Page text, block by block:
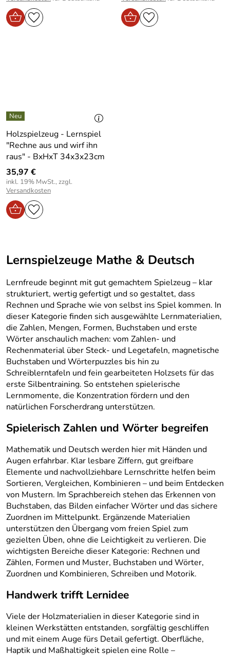
Holzspielzeug - Lernspiel
"Rechne aus und wirf ihn
raus" - BxHxT 34x3x23cm
35,97 €
inkl. 19% MwSt., zzgl.
Versandkosten
Lernspielzeuge Mathe & Deutsch
Lernfreude beginnt mit gut gemachtem Spielzeug – klar
strukturiert, wertig gefertigt und so gestaltet, dass
Rechnen und Sprache wie von selbst ins Spiel kommen. In
dieser Kategorie finden sich ausgewählte Lernmaterialien,
die Zahlen, Mengen, Formen, Buchstaben und erste
Wörter anschaulich machen: vom Zahlen- und
Rechenmaterial über Steck- und Legetafeln, magnetische
Buchstaben und Wörterpuzzles bis hin zu
Schreiblerntafeln und fein gearbeiteten Holzsets für das
erste Silbentraining. So entstehen spielerische
Lernmomente, die Konzentration fördern und den
natürlichen Forscherdrang unterstützen.
Spielerisch Zahlen und Wörter begreifen
Mathematik und Deutsch werden hier mit Händen und
Augen erfahrbar. Klar lesbare Ziffern, gut greifbare
Elemente und nachvollziehbare Lernschritte helfen beim
Sortieren, Vergleichen, Kombinieren – und beim Entdecken
von Mustern. Im Sprachbereich stehen das Erkennen von
Buchstaben, das Bilden einfacher Wörter und das sichere
Zuordnen im Mittelpunkt. Ergänzende Materialien
unterstützen den Übergang vom freien Spiel zum
gezielten Üben, ohne die Leichtigkeit zu verlieren. Die
wichtigsten Bereiche dieser Kategorie: Rechnen und
Zählen, Formen und Muster, Buchstaben und Wörter,
Zuordnen und Kombinieren, Schreiben und Motorik.
Handwerk trifft Lernidee
Viele der Holzmaterialien in dieser Kategorie sind in
kleinen Werkstätten entstanden, sorgfältig geschliffen
und mit einem Auge fürs Detail gefertigt. Oberfläche,
Haptik und Maßhaltigkeit spielen eine Rolle –